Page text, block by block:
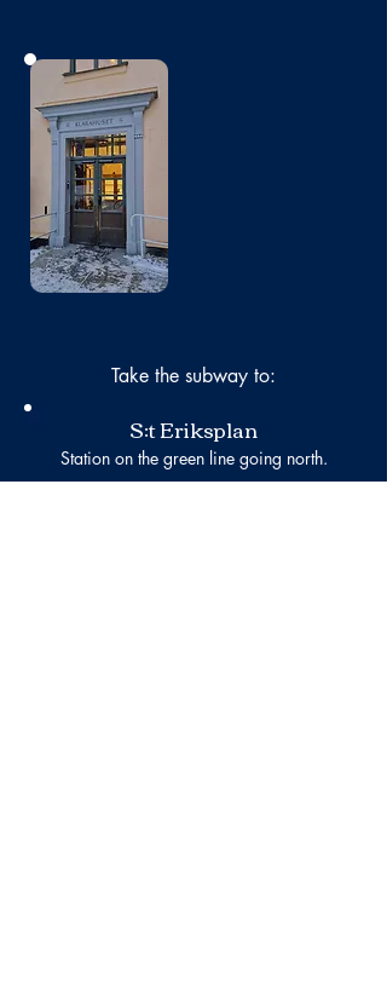
No photo
Take the subway to:
S:t Eriksplan
Station on the green line going north.